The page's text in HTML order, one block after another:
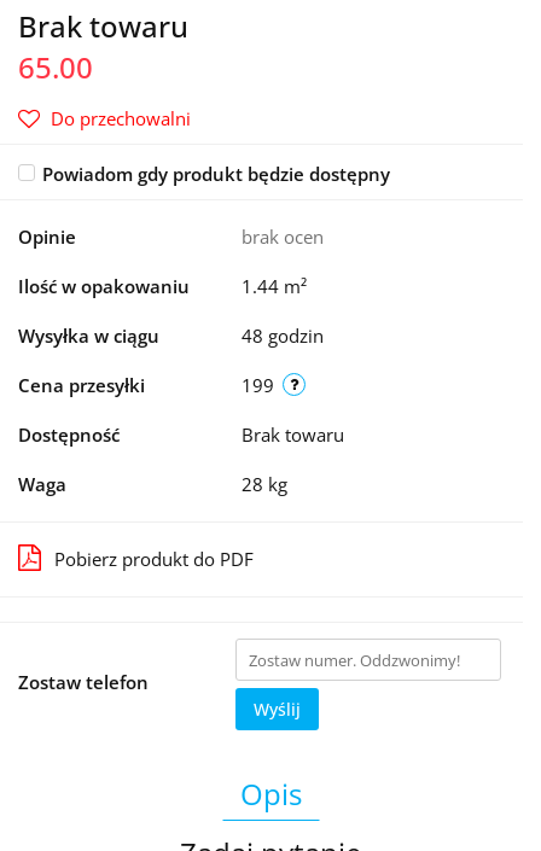
Brak towaru
65.00
Do przechowalni
Powiadom gdy produkt będzie dostępny
Opinie brak ocen
Ilość w opakowaniu 1.44 m²
Wysyłka w ciągu 48 godzin
Cena przesyłki 199
Dostępność Brak towaru
Waga 28 kg
Pobierz produkt do PDF
Zostaw telefon
Wyślij
Opis